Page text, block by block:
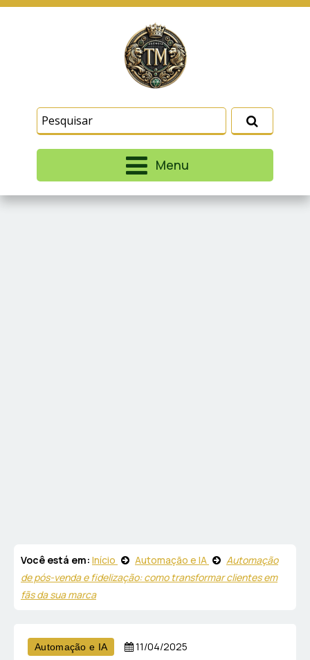
Menu
Você está em: Início Automação e IA
Automação
de pós-venda e fidelização: como transformar clientes em
fãs da sua marca
Automação e IA 11/04/2025
similares para lembrar e entender como você usa
nosso site, analisar seu uso de nossos produtos
e serviços, ajudar com nossos esforços de
marketing e fornecer conteúdo de terceiros. Leia
Termos e CondiçõesePolítica de